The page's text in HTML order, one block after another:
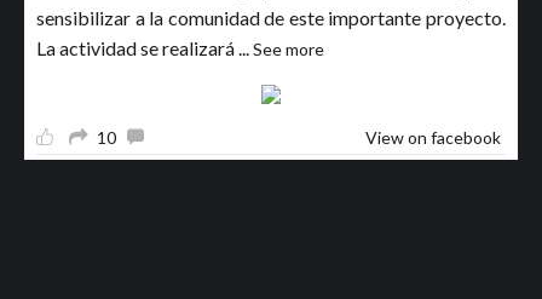
sensibilizar a la comunidad de este importante proyecto.
La actividad se realizará...See more
10 View on facebook